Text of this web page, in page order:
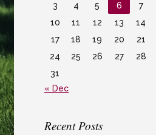
3
4 5 6 7
10
11 12 13 14
17
18 19 20 21
24
25 26 27 28
31
« Dec
Recent Posts